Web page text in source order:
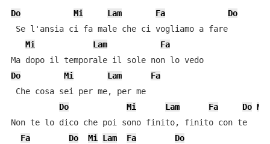
Do Mi Lam Fa
Do
Se l'ansia ci fa male che ci vogliamo a fare
Mi
Lam
Fa
Ma dopo il temporale il sole non lo vedo
Do
Mi Lam
Fa
Che cosa sei per me, per me
Do
Mi Lam Fa Do Mi
Non te lo dico che poi sono finito, finito con te
Fa
Do Mi Lam Fa
Do